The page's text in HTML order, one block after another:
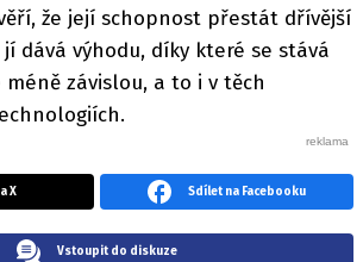
že její schopnost přestát dřívější
dává výhodu, díky které se stává
závislou, a to i v těch
X Sdílet na Facebooku
Vstoupit do diskuze